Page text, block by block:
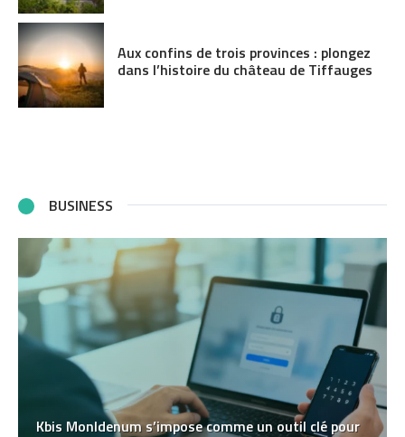
Aux confins de trois provinces : plongez
dans l’histoire du château de Tiffauges
BUSINESS
Kbis MonIdenum s’impose comme un outil clé pour